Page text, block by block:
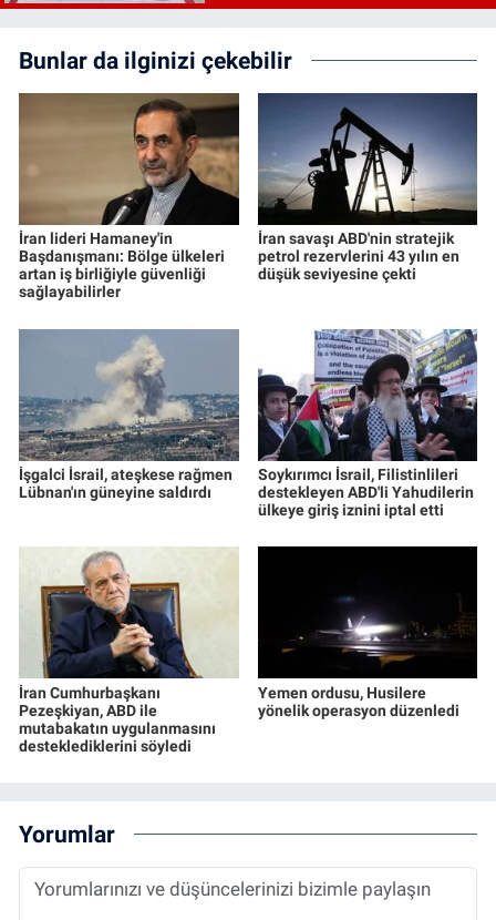
Bunlar da ilginizi çekebilir
İran lideri Hamaney'in
Başdanışmanı: Bölge ülkeleri
artan iş birliğiyle güvenliği
sağlayabilirler
İran savaşı ABD'nin stratejik
petrol rezervlerini 43 yılın en
düşük seviyesine çekti
İşgalci İsrail, ateşkese rağmen
Lübnan'ın güneyine saldırdı
Soykırımcı İsrail, Filistinlileri
destekleyen ABD'li Yahudilerin
ülkeye giriş iznini iptal etti
İran Cumhurbaşkanı
Pezeşkiyan, ABD ile
mutabakatın uygulanmasını
desteklediklerini söyledi
Yemen ordusu, Husilere
yönelik operasyon düzenledi
Yorumlar